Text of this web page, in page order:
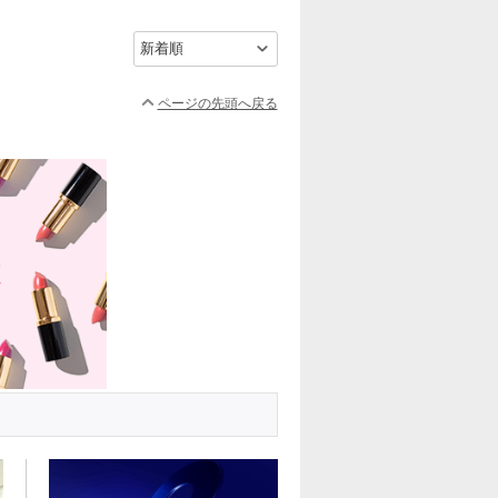
ページの先頭へ戻る